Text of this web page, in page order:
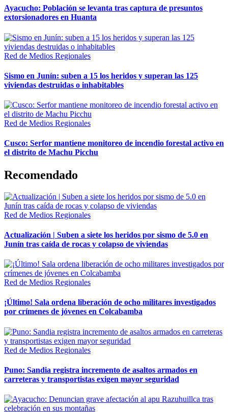
Ayacucho: Población se levanta tras captura de presuntos
extorsionadores en Huanta
Red de Medios Regionales
Sismo en Junín: suben a 15 los heridos y superan las 125
viviendas destruidas o inhabitables
Red de Medios Regionales
Cusco: Serfor mantiene monitoreo de incendio forestal activo en
el distrito de Machu Picchu
Recomendado
Red de Medios Regionales
Actualización | Suben a siete los heridos por sismo de 5.0 en
Junín tras caída de rocas y colapso de viviendas
Red de Medios Regionales
¡Último! Sala ordena liberación de ocho militares investigados
por crímenes de jóvenes en Colcabamba
Red de Medios Regionales
Puno: Sandia registra incremento de asaltos armados en
carreteras y transportistas exigen mayor seguridad